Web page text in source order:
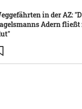
in der AZ:
Adern fließt